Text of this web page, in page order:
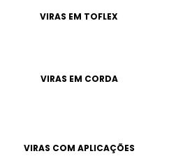
VIRAS EM TOFLEX
VIRAS EM CORDA
VIRAS COM APLICAÇÕES